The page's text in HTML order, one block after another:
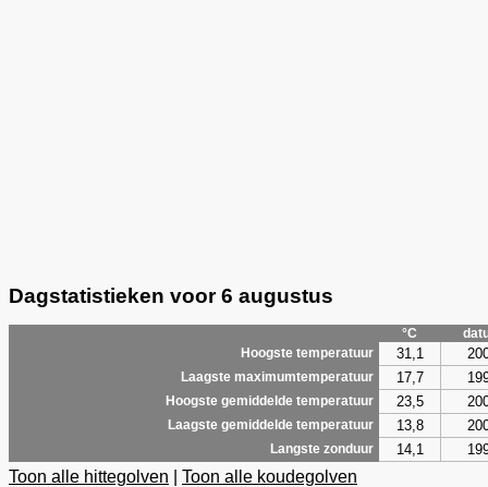
Dagstatistieken voor 6 augustus
°C
Hoogste temperatuur
31,1
Laagste maximumtemperatuur 17,7
Hoogste gemiddelde temperatuur 23,5
Laagste gemiddelde temperatuur 13,8
Langste zonduur 14,1
Toon alle hittegolven
Toon alle koudegolven